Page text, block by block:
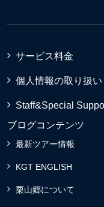
サービス料金
個人情報の取り扱い
Staff&Special
ブログコンテンツ
最新ツアー情報
KGT ENGLISH
栗山郷について